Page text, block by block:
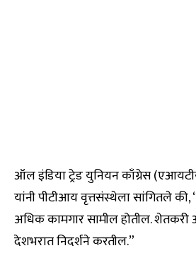
ऑल इंडिया ट्रेड युनियन काँग्रेस
यांनी पीटीआय वृत्तसंस्थेला सांगितले की,
अधिक कामगार सामील होतील. शेतकरी
देशभरात निदर्शने करतील.”